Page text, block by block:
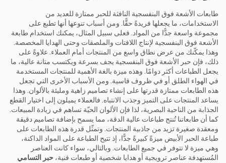
طابعات الأشعة فوق البنفسجية النافثة للحبر ممتازة للعديد من
الاستخدامات، ما يجعلها فريدةً حقًّا. ومن أسباب تنوعها أنها تطبع على
مجموعة واسعة جدًّا من المواد. فعلى سبيل المثال، يمكنك استخدام طابعة
الأشعة فوق البنفسجية لإنتاج اللافتات والملصقات وحتى الهدايا المخصصة.
وهذا يمكّنك من عرض نطاق واسع من المنتجات أمام العملاء. علاوةً على
ذلك، فإن حبر الأشعة فوق البنفسجية يجف بسرعة ويكتسب متانة عالية، ما
يجعل الطباعات أكثر دوامًا. وهذه ميزة بالغة الأهمية للمنتجات المستخدمة
في الهواء الطلق أو في ظروف قاسية. ومن الأسباب الأخرى التي تجعل
هذه الطابعات ممتازة قدرتها على إنشاء تصاميم زاهية ومليئة بالألوان. وهذا
يساعد المنتجات على التميز وجذب الانتباه. فالعملاء يميلون إلى اختيار القطع
الجذابة من الناحية البصرية، لذا فإن الألوان الحيّة تساهم في زيادة المبيعات.
كما أن طابعاتنا تُنتج طباعات عالية الدقة، مما يسمح بإضافة تصاميم دقيقة
ومعقدة صغيرة تزيد من جاذبية المنتجات. وتمثّل قدرة هذه الطابعات على
طباعة الحبر الأبيض ميزةً كبيرةً جدًّا، إذ تتيح الطباعة على المواد الداكنة،
وهي ميزة لا تتوفر في جميع الطابعات. وبالتالي، سواء كانت العناصر
المُستهدفة عناصر ترويجية أو هدايا شخصية أو طبعات فنية، حبر التسامي